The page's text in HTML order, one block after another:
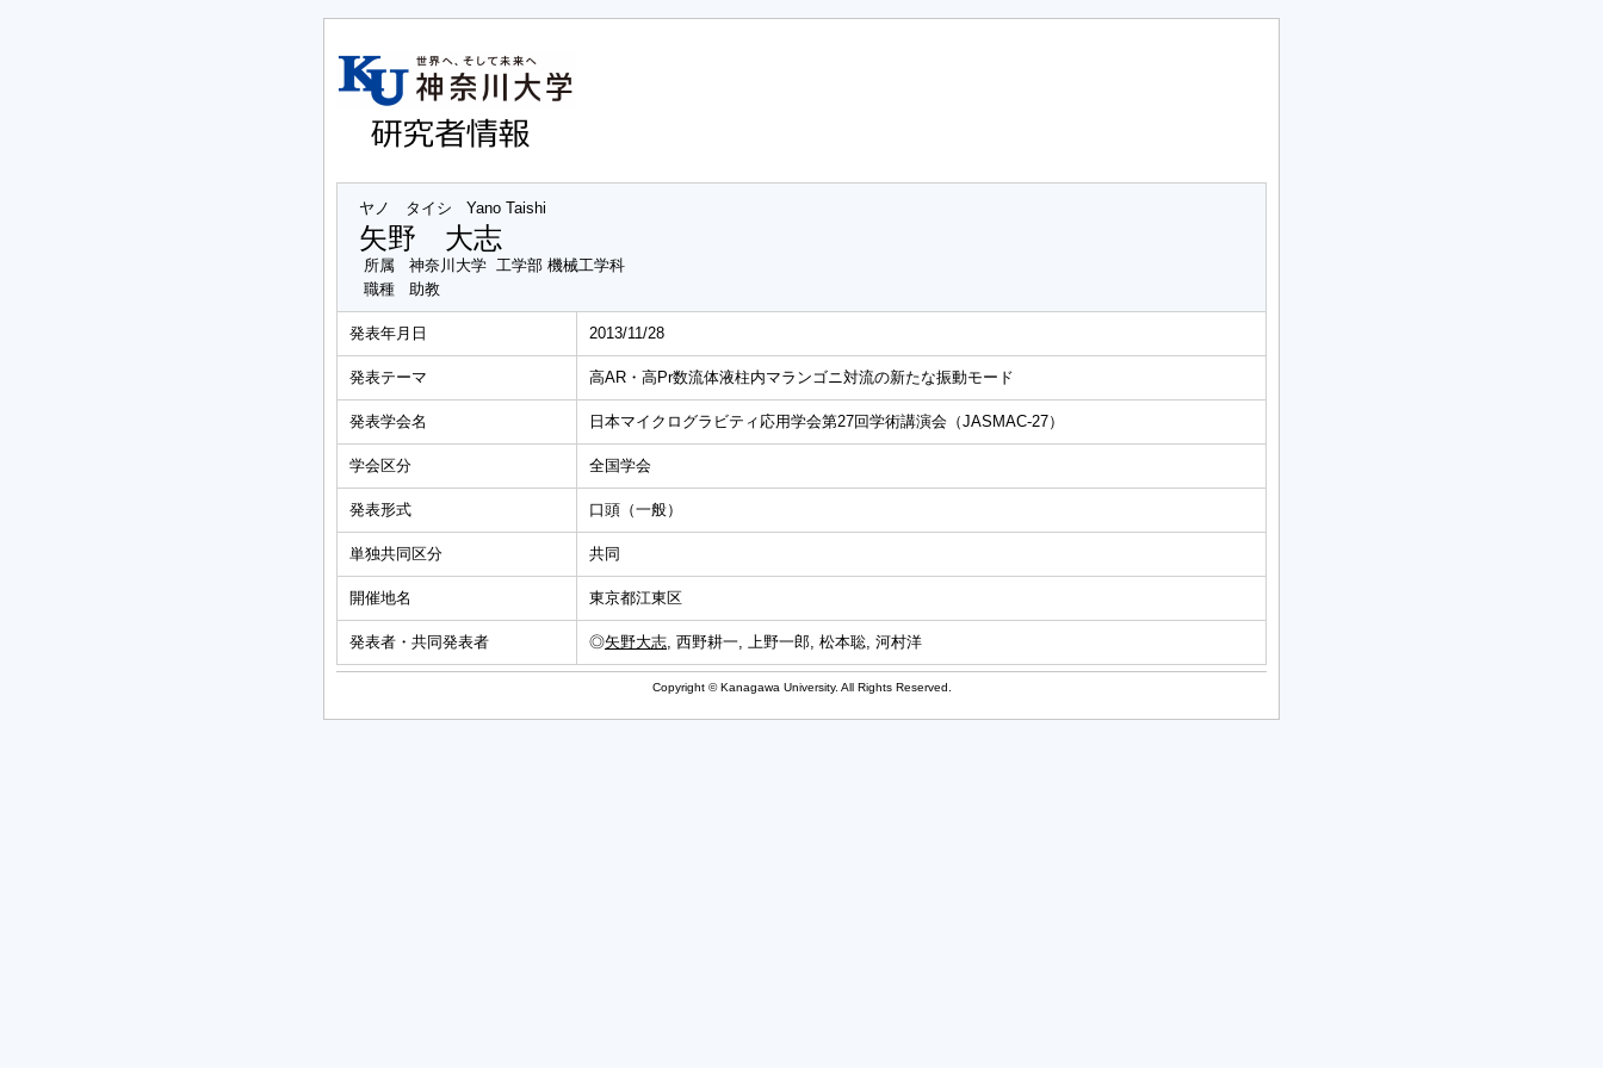
ヤノ タイシ Yano Taishi
矢野 大志
所属
神奈川大学 工学部 機械工学科
職種
助教
発表年月日 2013/11/28
発表テーマ 高AR・高Pr数流体液柱内マランゴニ対流の新たな振動モード
発表学会名 日本マイクログラビティ応用学会第27回学術講演会（JASMAC-27）
学会区分 全国学会
発表形式 口頭（一般）
単独共同区分 共同
開催地名 東京都江東区
発表者・共同発表者 ◎矢野大志, 西野耕一, 上野一郎, 松本聡, 河村洋
Copyright © Kanagawa University. All Rights Reserved.